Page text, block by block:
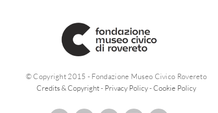
© Copyright 2015 - Fondazione Museo Civico Rovereto
Credits & Copyright- Privacy Policy- Cookie Policy